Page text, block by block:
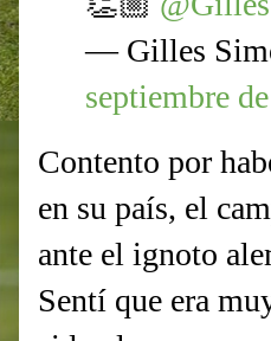
— Gilles
septiembre
Contento por
en su país, el
ante el ignoto
Sentí que era